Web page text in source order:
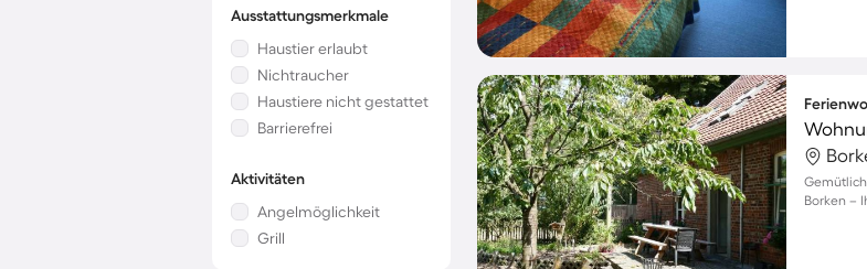
Ausstattungsmerkmale
Haustier erlaubt
Nichtraucher
Haustiere nicht gestattet
Barrierefrei
Aktivitäten
Angelmöglichkeit
Grill
Borken –